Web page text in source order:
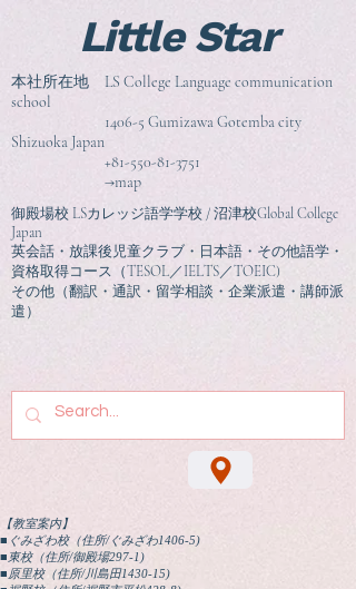
Little Star
本社所在地 LS College Language communication
school
1406-5 Gumizawa Gotemba city
Shizuoka Japan
+81-550-81-3751
→map
御殿場校 LSカレッジ語学学校 / 沼津校Global College
Japan
英会話・放課後児童クラブ・日本語・その他語学・
資格取得コース（TESOL／IELTS／TOEIC)
その他（翻訳・通訳・留学相談 ・企業派遣・講師派
遣）
【教室案内】
■ぐみざわ校（住所/ぐみざわ1406-5)
■東校（住所/御殿場297-1)
■原里校（住所/川島田1430-15)